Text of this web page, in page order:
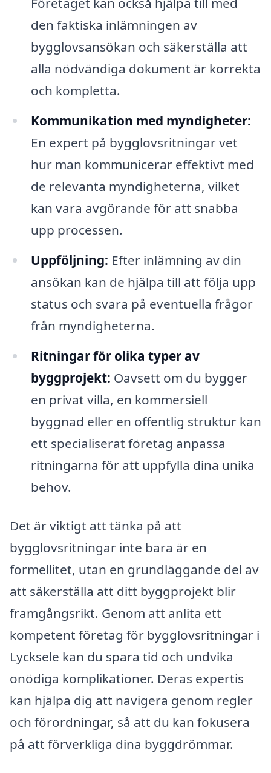
den faktiska inlämningen av
bygglovsansökan och säkerställa att
alla nödvändiga dokument är korrekta
och kompletta.
Kommunikation med myndigheter:
En expert på bygglovsritningar vet
hur man kommunicerar effektivt med
de relevanta myndigheterna, vilket
kan vara avgörande för att snabba
upp processen.
Uppföljning: Efter inlämning av din
ansökan kan de hjälpa till att följa upp
status och svara på eventuella frågor
från myndigheterna.
Ritningar för olika typer av
byggprojekt: Oavsett om du bygger
en privat villa, en kommersiell
byggnad eller en offentlig struktur kan
ett specialiserat företag anpassa
ritningarna för att uppfylla dina unika
behov.
Det är viktigt att tänka på att
bygglovsritningar inte bara är en
formellitet, utan en grundläggande del av
att säkerställa att ditt byggprojekt blir
framgångsrikt. Genom att anlita ett
kompetent företag för bygglovsritningar i
Lycksele kan du spara tid och undvika
onödiga komplikationer. Deras expertis
kan hjälpa dig att navigera genom regler
och förordningar, så att du kan fokusera
på att förverkliga dina byggdrömmar.